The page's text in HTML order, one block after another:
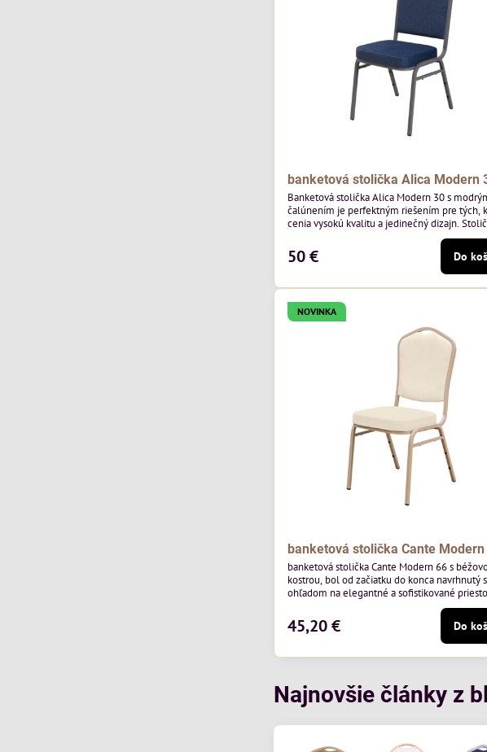
banketová stolička Alica Modern
Banketová stolička Alica Modern 30 s
čalúnením je perfektným riešením pre tých,
cenia vysokú kvalitu a jedinečný dizajn.
výnimočná použitím vysoko kvalitného
zamatového čalúnenia od poľského výrobcu
ktorého látka má hmotnosť 390 g/m², čo
50 € Do
NOVINKA
banketová stolička Cante Modern
banketová stolička Cante Modern 66 s
kostrou, bol od začiatku do konca navrhnutý s
ohľadom na elegantné a sofistikované
pohostinstvá. Má béžový rám a čalúnenie
od poľskej značky Davis – béžová farba s
povrchom je ideálna do svetlých priestorov.
Stolička kombinuje klasický dizajn s
funkčnosťou. Je odolná, pohodlná a
45,20 € Do
Najnovšie články z